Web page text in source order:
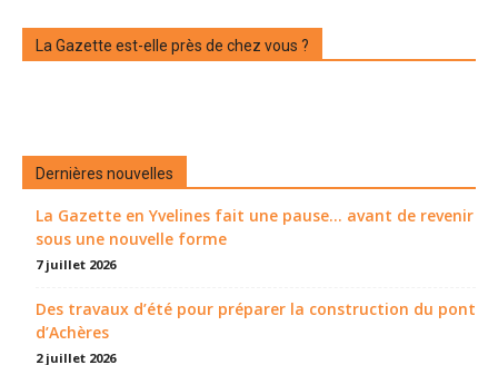
La Gazette est-elle près de chez vous ?
Dernières nouvelles
La Gazette en Yvelines fait une pause... avant de revenir
sous une nouvelle forme
7 juillet 2026
Des travaux d’été pour préparer la construction du pont
d’Achères
2 juillet 2026